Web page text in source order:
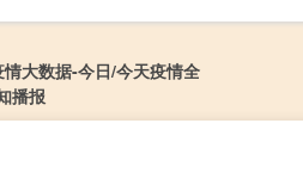
大数据-今日/今天疫情全
播报